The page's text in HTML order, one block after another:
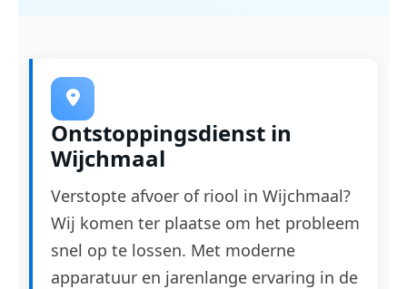
Ontstoppingsdienst in
Wijchmaal
Verstopte afvoer of riool in Wijchmaal?
Wij komen ter plaatse om het probleem
snel op te lossen. Met moderne
apparatuur en jarenlange ervaring in de